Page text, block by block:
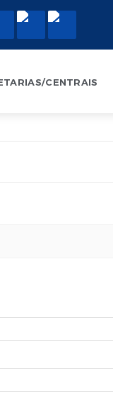
CENTRAIS